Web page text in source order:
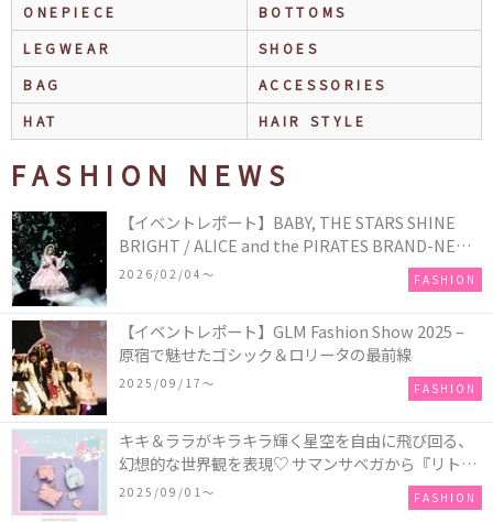
ONEPIECE
BOTTOMS
LEGWEAR
SHOES
BAG
ACCESSORIES
HAT
HAIR STYLE
FASHION NEWS
【イベントレポート】BABY, THE STARS SHINE
BRIGHT / ALICE and the PIRATES BRAND-NEW
COLLECTION in TOKYO
2026/02/04〜 FASHION
【イベントレポート】GLM Fashion Show 2025 –
原宿で魅せたゴシック＆ロリータの最前線
2025/09/17〜 FASHION
キキ＆ララがキラキラ輝く星空を自由に飛び回る、
幻想的な世界観を表現♡ サマンサベガから『リトル
ツインスターズ』50周年アニバーサリーイヤー』を
2025/09/01〜 FASHION